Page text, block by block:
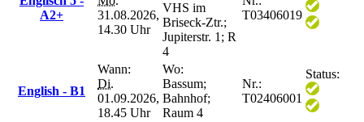
A2+
31.08.2026,
14.30 Uhr
VHS im
Briseck-Ztr.;
Jupiterstr. 1; R
4
T03406019
English - B1
Wann:
Di.
01.09.2026,
18.45 Uhr
Wo:
Bassum;
Bahnhof;
Raum 4
Nr.:
T02406001
Status: